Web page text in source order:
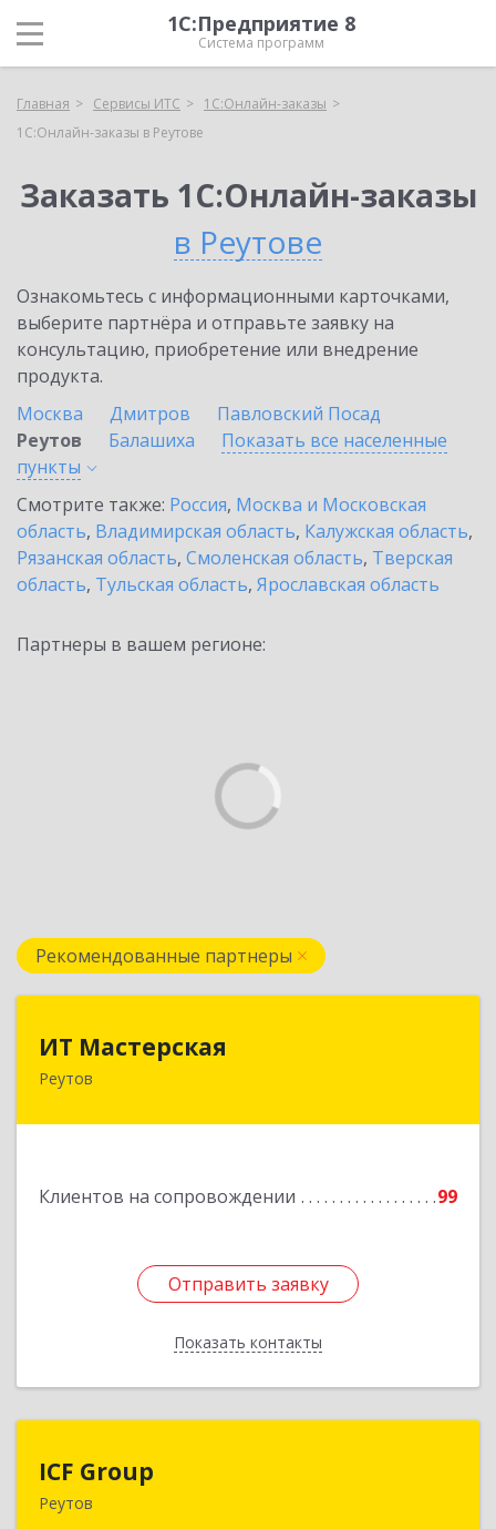
1С:Предприятие 8
Система программ
Главная Сервисы ИТС
1С:Онлайн-заказы
1С:Онлайн-заказы в Реутове
Заказать 1С:Онлайн-заказы
в Реутове
Ознакомьтесь с информационными карточками,
выберите партнёра и отправьте заявку на
консультацию, приобретение или внедрение
продукта.
Москва
Дмитров
Павловский Посад
Реутов
Балашиха
Показать все населенные
пункты
Смотрите также: Россия, Москва и Московская
область, Владимирская область, Калужская область,
Рязанская область, Смоленская область, Тверская
область, Тульская область, Ярославская область
Партнеры в вашем регионе:
Рекомендованные партнеры
ИТ Мастерская
Реутов
Клиентов на сопровождении 99
Отправить заявку
Показать контакты
Отправить заявку
Назад
ICF Group
Реутов
143965, Московская обл, г.о. Реутов, Реутов г,